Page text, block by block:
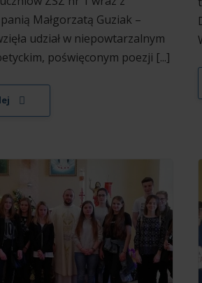
Małgorzatą Guziak –
udział w niepowtarzalnym
poświęconym poezji [...]